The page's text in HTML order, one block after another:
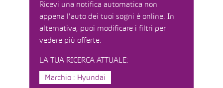
Ricevi una notifica automatica non
appena l'auto dei tuoi sogni è online. In
alternativa, puoi modificare i filtri per
vedere più offerte.
LA TUA RICERCA ATTUALE:
Marchio : Hyundai